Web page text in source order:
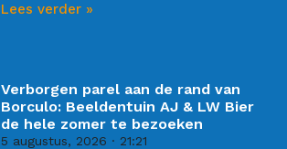
Lees verder »
Verborgen parel aan de rand van
Borculo: Beeldentuin AJ & LW Bier
de hele zomer te bezoeken
5 augustus, 2026 21:21